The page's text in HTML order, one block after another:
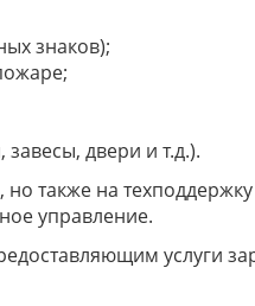
знаков);
двери и т.д.).
также на
управление.
услуги